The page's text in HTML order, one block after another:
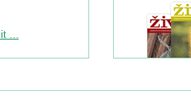
září.
...